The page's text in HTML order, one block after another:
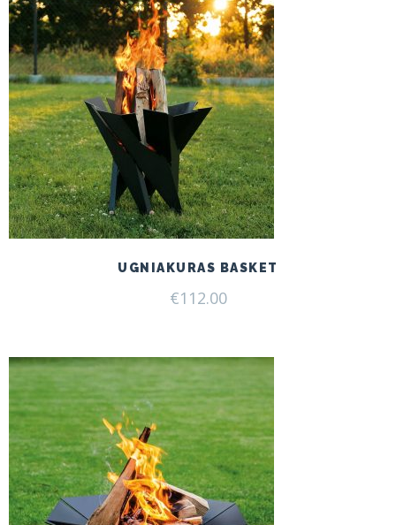
UGNIAKURAS BASKET
€112.00